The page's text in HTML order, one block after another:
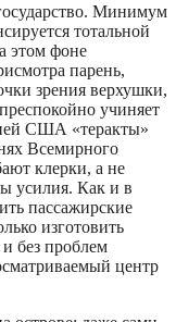
Минимум
тотальной
этом фоне
парень,
зрения верхушки,
учиняет
США «теракты»
Всемирного
клерки, а не
усилия. Как и в
пассажирские
изготовить
без проблем
центр